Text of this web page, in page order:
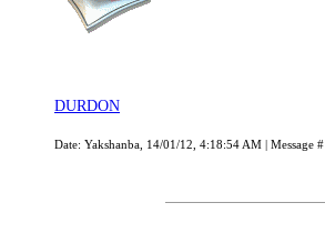
DURDON
Date: Yakshanba, 14/01/12, 4:18:54 AM | Message #